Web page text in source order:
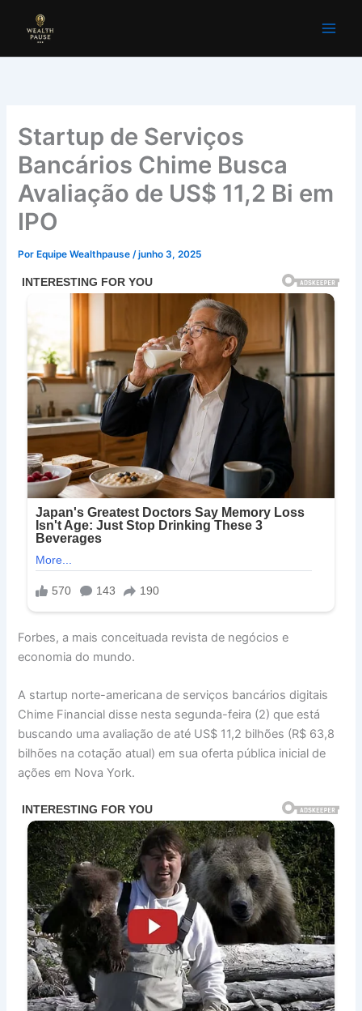
Startup de Serviços
Bancários Chime Busca
Avaliação de US$ 11,2 Bi em
IPO
Por Equipe Wealthpause/junho 3, 2025
Forbes, a mais conceituada revista de negócios e
economia do mundo.
A startup norte-americana de serviços bancários digitais
Chime Financial disse nesta segunda-feira (2) que está
buscando uma avaliação de até US$ 11,2 bilhões (R$ 63,8
bilhões na cotação atual) em sua oferta pública inicial de
ações em Nova York.